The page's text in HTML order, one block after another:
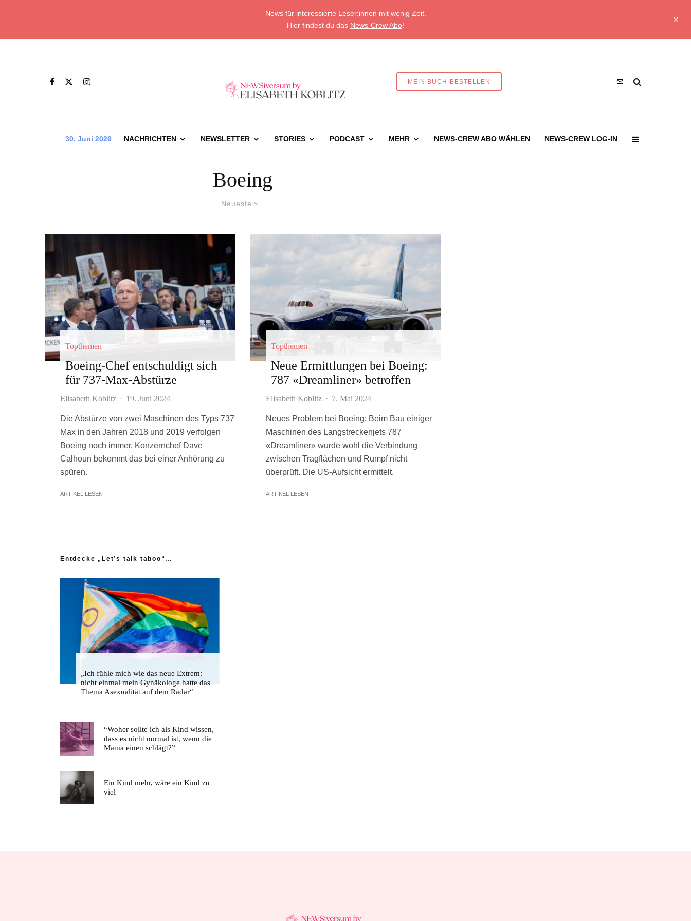
News für interessierte Leser:innen mit wenig Zeit.
Hier findest du das News-Crew Abo!
MEIN BUCH BESTELLEN
30. Juni 2026 NACHRICHTEN NEWSLETTER STORIES PODCAST MEHR NEWS-CREW ABO WÄHLEN NEWS-CREW LOG-IN
Boeing
Neueste
Topthemen
Boeing-Chef entschuldigt sich
für 737-Max-Abstürze
Elisabeth Koblitz · 19. Juni 2024
Die Abstürze von zwei Maschinen des Typs 737
Max in den Jahren 2018 und 2019 verfolgen
Boeing noch immer. Konzernchef Dave
Calhoun bekommt das bei einer Anhörung zu
spüren.
ARTIKEL LESEN
Topthemen
Neue Ermittlungen bei Boeing:
787 «Dreamliner» betroffen
Elisabeth Koblitz · 7. Mai 2024
Neues Problem bei Boeing: Beim Bau einiger
Maschinen des Langstreckenjets 787
«Dreamliner» wurde wohl die Verbindung
zwischen Tragflächen und Rumpf nicht
überprüft. Die US-Aufsicht ermittelt.
ARTIKEL LESEN
Entdecke „Let’s talk taboo“…
„Ich fühle mich wie das neue Extrem:
nicht einmal mein Gynäkologe hatte das
Thema Asexualität auf dem Radar“
“Woher sollte ich als Kind wissen,
dass es nicht normal ist, wenn die
Mama einen schlägt?”
Ein Kind mehr, wäre ein Kind zu
viel